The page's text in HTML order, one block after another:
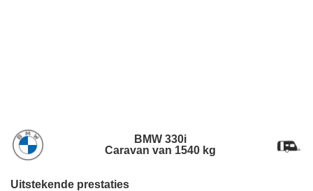
BMW 330i
Caravan van 1540 kg
Uitstekende prestaties